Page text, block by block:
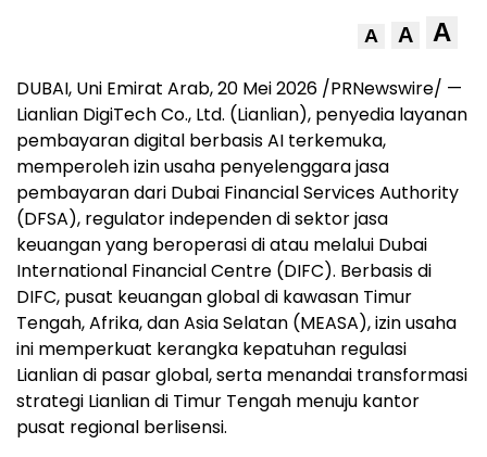
A A A
DUBAI, Uni Emirat Arab, 20 Mei 2026 /PRNewswire/ —
Lianlian DigiTech Co., Ltd. (Lianlian), penyedia layanan
pembayaran digital berbasis AI terkemuka,
memperoleh izin usaha penyelenggara jasa
pembayaran dari Dubai Financial Services Authority
(DFSA), regulator independen di sektor jasa
keuangan yang beroperasi di atau melalui Dubai
International Financial Centre (DIFC). Berbasis di
DIFC, pusat keuangan global di kawasan Timur
Tengah, Afrika, dan Asia Selatan (MEASA), izin usaha
ini memperkuat kerangka kepatuhan regulasi
Lianlian di pasar global, serta menandai transformasi
strategi Lianlian di Timur Tengah menuju kantor
pusat regional berlisensi.